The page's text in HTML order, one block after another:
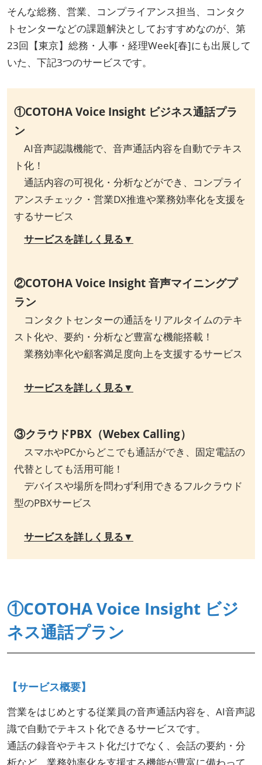
そんな総務、営業、コンプライアンス担当、コンタク
トセンターなどの課題解決としておすすめなのが、第
23回【東京】総務・人事・経理Week[春]にも出展して
いた、下記3つのサービスです。
①COTOHA Voice Insight ビジネス通話プラ
ン
AI音声認識機能で、音声通話内容を自動でテキス
ト化！
通話内容の可視化・分析などができ、コンプライ
アンスチェック・営業DX推進や業務効率化を支援を
するサービス
サービスを詳しく見る▼
②COTOHA Voice Insight 音声マイニングプ
ラン
コンタクトセンターの通話をリアルタイムのテキ
スト化や、要約・分析など豊富な機能搭載！
業務効率化や顧客満足度向上を支援するサービス
サービスを詳しく見る▼
③クラウドPBX（Webex Calling）
スマホやPCからどこでも通話ができ、固定電話の
代替としても活用可能！
デバイスや場所を問わず利用できるフルクラウド
型のPBXサービス
サービスを詳しく見る▼
①COTOHA Voice Insight ビジ
ネス通話プラン
【サービス概要】
営業をはじめとする従業員の音声通話内容を、AI音声認
識で自動でテキスト化できるサービスです。
通話の録音やテキスト化だけでなく、会話の要約・分